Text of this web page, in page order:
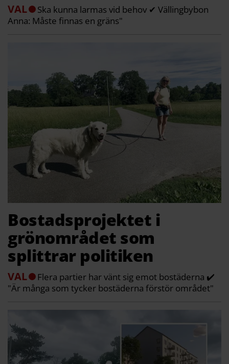
VAL
Ska kunna larmas vid behov ✔ Vällingbybon
Anna: Måste finnas en gräns"
Bostadsprojektet i
grönområdet som
splittrar politiken
VAL
Flera partier har vänt sig emot bostäderna ✔️
"Är många som tycker bostäderna förstör området"